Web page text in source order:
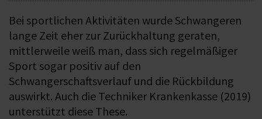
Bei sportlichen Aktivitäten wurde Schwangeren
lange Zeit eher zur Zurückhaltung geraten,
mittlerweile weiß man, dass sich regelmäßiger
Sport sogar positiv auf den
Schwangerschaftsverlauf und die Rückbildung
auswirkt. Auch die Techniker Krankenkasse (2019)
unterstützt diese These.